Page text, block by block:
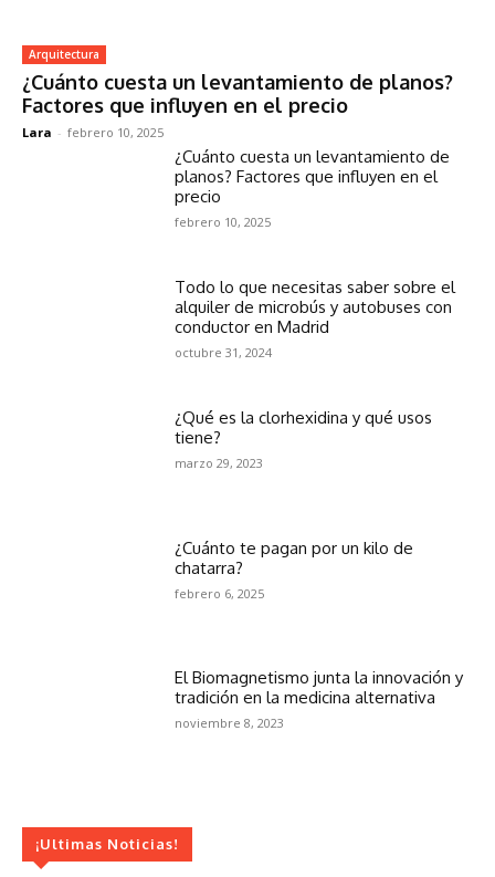
Arquitectura
¿Cuánto cuesta un levantamiento de planos?
Factores que influyen en el precio
Lara - febrero 10, 2025
¿Cuánto cuesta un levantamiento de
planos? Factores que influyen en el
precio
febrero 10, 2025
Todo lo que necesitas saber sobre el
alquiler de microbús y autobuses con
conductor en Madrid
octubre 31, 2024
¿Qué es la clorhexidina y qué usos
tiene?
marzo 29, 2023
¿Cuánto te pagan por un kilo de
chatarra?
febrero 6, 2025
El Biomagnetismo junta la innovación y
tradición en la medicina alternativa
noviembre 8, 2023
¡Ultimas Noticias!